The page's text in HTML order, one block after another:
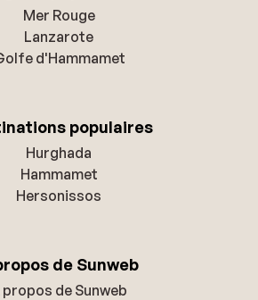
Mer Rouge
Lanzarote
d'Hammamet
populaires
Hurghada
Hammamet
Hersonissos
de Sunweb
propos de Sunweb